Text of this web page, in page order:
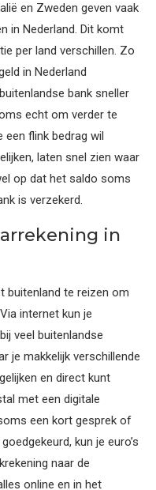
en Zweden geven vaak
in Nederland. Dit komt
per land verschillen. Zo
in Nederland
bank sneller
echt om verder te
een flink bedrag wil
laten snel zien waar
op dat het saldo soms
is verzekerd.
in
buitenland te reizen om
internet kun je
veel buitenlandse
je makkelijk verschillende
en direct kunt
met een digitale
een kort gesprek of
kun je euro’s
naar de
online en in het